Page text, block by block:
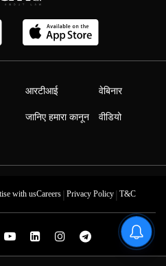
आरटीआई
जानिए हमारा कानून
वेबिनार
वीडियो
with usCareers| Privacy Policy| T&C